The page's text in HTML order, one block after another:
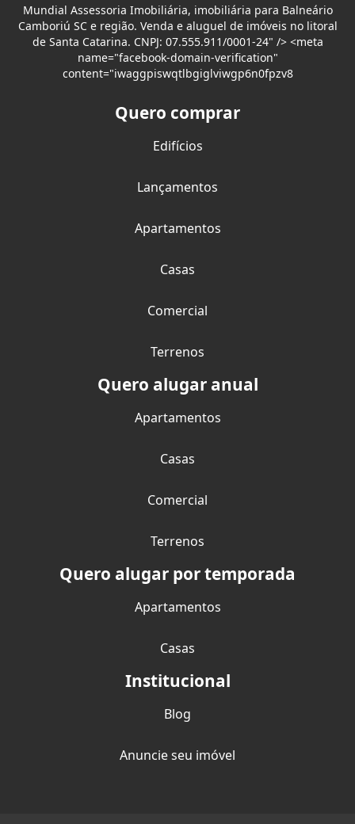
Mundial Assessoria Imobiliária, imobiliária para Balneário
Camboriú SC e região. Venda e aluguel de imóveis no litoral
de Santa Catarina. CNPJ: 07.555.911/0001-24" /> <meta
name="facebook-domain-verification"
content="iwaggpiswqtlbgiglviwgp6n0fpzv8
Quero comprar
Edifícios
Lançamentos
Apartamentos
Casas
Comercial
Terrenos
Quero alugar anual
Apartamentos
Casas
Comercial
Terrenos
Quero alugar por temporada
Apartamentos
Casas
Institucional
Blog
Anuncie seu imóvel